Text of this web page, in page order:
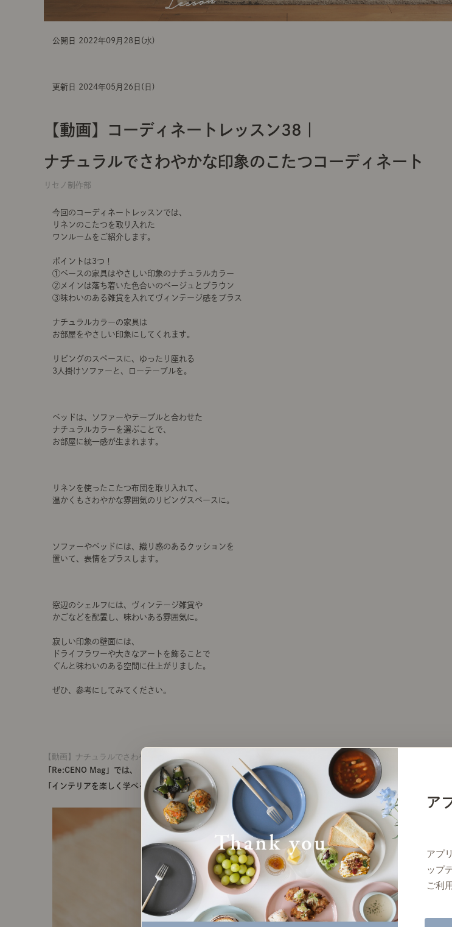
公開日 2022年09月28日(水)
更新日 2024年05月26日(日)
【動画】コーディネートレッスン38｜
ナチュラルでさわやかな印象のこたつコーディネート
リセノ制作部
今回のコーディネートレッスンでは、
リネンのこたつを取り入れた
ワンルームをご紹介します。
ポイントは3つ！
①ベースの家具はやさしい印象のナチュラルカラー
② メインは落ち着いた色合いのベージュとブラウン
③味わいのある雑貨を入れてヴィンテージ感をプラス
ナチュラルカラーの家具は
お部屋をやさしい印象にしてくれます。
リビングのスペースに、ゆったり座れる
3人掛けソファーと、ローテーブルを。
ベッドは、ソファーやテーブルと合わせた
ナチュラルカラーを選ぶことで、
お部屋に統一感が生まれます。
リネンを使ったこたつ布団を取り入れて、
温かくもさわやかな雰囲気のリビングスペースに。
ソファーやベッドには、織り感のあるクッションを
置いて、表情をプラスします。
窓辺のシェルフには、ヴィンテージ雑貨や
かごなどを配置し、味わいある雰囲気に。
寂しい印象の壁面には、
ドライフラワーや大きなアートを飾ることで
ぐんと味わいのある空間に仕上がりました。
ぜひ、参考にしてみてください。
【動画】ナチュラルでさわやかな印象のこたつコーディネート
「Re:CENO Mag」では、
「インテリアを楽しく学べる記事」を発信中です！
ア
アプ
ップ
ご利